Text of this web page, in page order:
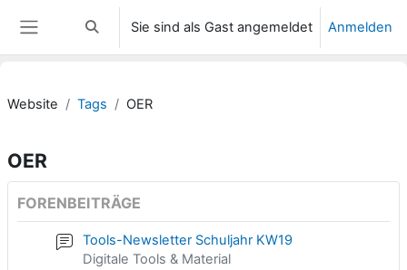
Website-Übersicht
Sucheingabe umschalten
Sie sind als Gast angemeldet Anmelden
Website Tags OER
OER
FORENBEITRÄGE
Tools-Newsletter Schuljahr KW19
Digitale Tools & Material